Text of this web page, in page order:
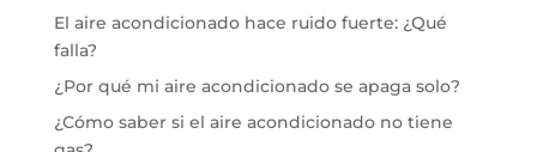
El aire acondicionado hace ruido fuerte: ¿Qué
falla?
¿Por qué mi aire acondicionado se apaga solo?
¿Cómo saber si el aire acondicionado no tiene